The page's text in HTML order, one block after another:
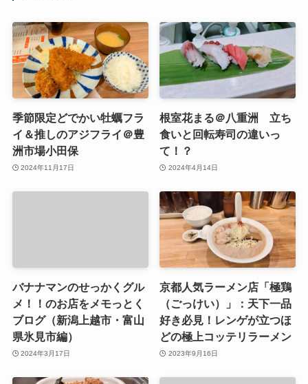
季節限定どでかい牡蠣フラ
イ＆推しのアジフライ＠豊
洲市場小田保
2024年11月17日
根室花まる＠八重洲 立ち
食いと回転寿司の違いっ
て！？
2024年4月14日
バナナマンのせっかくグル
メ！！のお店をメモっとく
ブログ（新潟上越市・富山
県氷見市編）
2024年3月17日
京都人気ラーメン店「極鶏
（ごっけい）」：天下一品
好き必見！レンゲが立つほ
どの極上コッテリラーメン
2023年9月16日